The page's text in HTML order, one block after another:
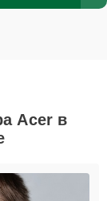
Acer в